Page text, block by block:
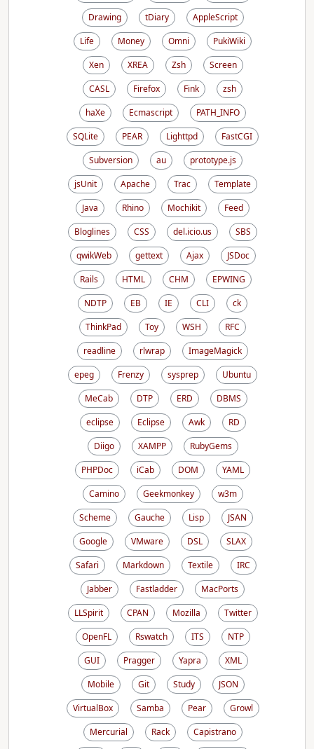
Drawing
tDiary
AppleScript
Life
Money Omni
PukiWiki
Xen
XREA Zsh
Screen
CASL
Firefox Fink
zsh
haXe
Ecmascript
PATH_INFO
SQLite
PEAR Lighttpd
FastCGI
Subversion
au
prototype.js
jsUnit
Apache Trac
Template
Java
Rhino Mochikit
Feed
Bloglines
CSS del.icio.us
SBS
qwikWeb
gettext Ajax
JSDoc
Rails
HTML CHM
EPWING
NDTP
EB IE CLI
ck
ThinkPad
Toy WSH
RFC
readline
rlwrap
ImageMagick
epeg
Frenzy sysprep
Ubuntu
MeCab
DTP ERD
DBMS
eclipse
Eclipse Awk
RD
Diigo
XAMPP
RubyGems
PHPDoc
iCab DOM
YAML
Camino
Geekmonkey
w3m
Scheme
Gauche Lisp
JSAN
Google
VMware DSL
SLAX
Safari
Markdown Textile
IRC
Jabber
Fastladder
MacPorts
LLSpirit
CPAN Mozilla
Twitter
OpenFL
Rswatch ITS
NTP
GUI
Pragger Yapra
XML
Mobile
Git Study
JSON
VirtualBox
Samba Pear
Growl
Mercurial
Rack
Capistrano